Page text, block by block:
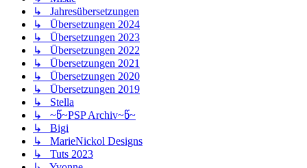
↳ Jahresübersetzungen
↳ Übersetzungen 2024
↳ Übersetzungen 2023
↳ Übersetzungen 2022
↳ Übersetzungen 2021
↳ Übersetzungen 2020
↳ Übersetzungen 2019
↳ Stella
↳ ~წ~PSP Archiv~წ~
↳ Bigi
↳ MarieNickol Designs
↳ Tuts 2023